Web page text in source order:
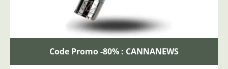
Code Promo -80% : CANNANEWS